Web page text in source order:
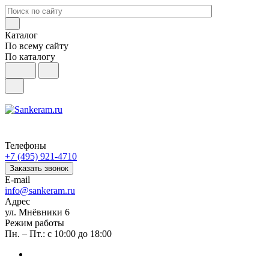
Каталог
По всему сайту
По каталогу
Телефоны
+7 (495) 921-4710
Заказать звонок
E-mail
info@sankeram.ru
Адрес
ул. Мнёвники 6
Режим работы
Пн. – Пт.: с 10:00 до 18:00